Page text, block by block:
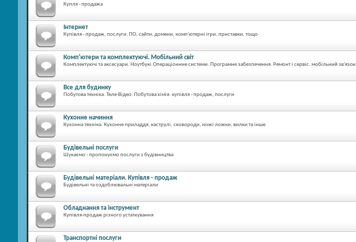
Купля - продажа
Інтернет
Купівля - продаж, послуги. ПО, сайти, домени, комп'ютерні ігри, приставки, тощо
Комп'ютери та комплектуючі. Мобільний світ
Комплектуючі та аксесуари. Ноутбукі.Операціонние системи. Програмне забезпечення. Ремонт і сервіс. мобільний зв'язок
Все для будинку
Побутова техніка. Теле-Відео. Побутова хімія. купівля - продаж, послуги
Кухонне начиння
Кухонна техніка. Кухонне приладдя, каструлі, сковороди, ножі ложки, вилки та інше
Будівельні послуги
Шукаємо - пропонуємо послуги з будівництва
Будівельні матеріали. Купівля - продаж
Будівельні та оздоблювальні матеріали
Обладнання та інструмент
Купівля-продаж різного устаткування
Транспортні послуги